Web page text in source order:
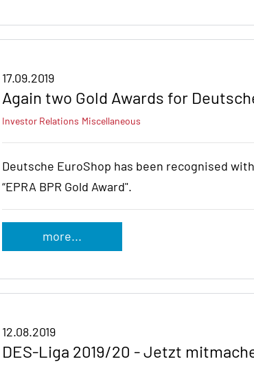
17.09.2019
Again two Gold Awards for
Investor Relations Miscellaneous
Deutsche EuroShop has been recognised with
“EPRA BPR Gold Award".
more...
12.08.2019
DES-Liga 2019/20 - Jetzt